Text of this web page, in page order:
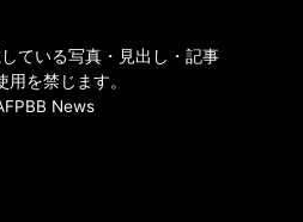
ている写真・見出し・記事
用を禁じます。
News